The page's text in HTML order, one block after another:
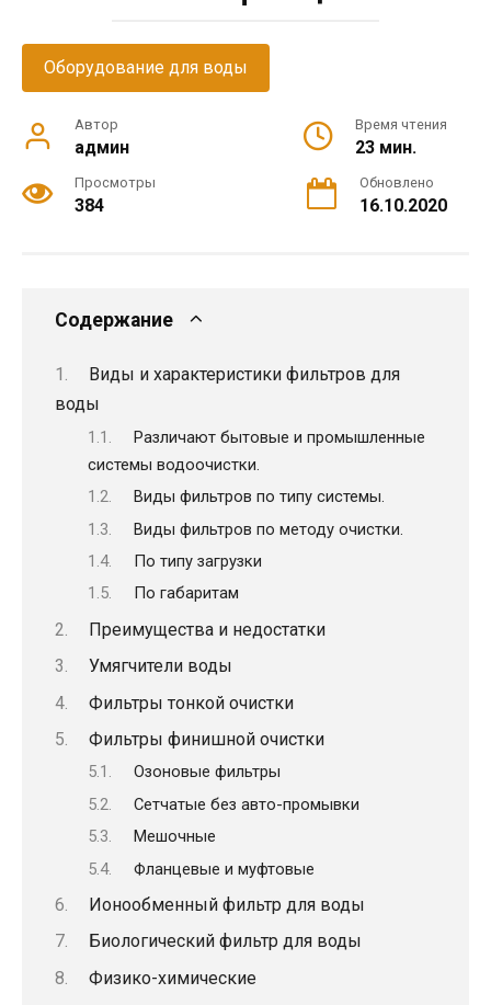
Оборудование для воды
Автор
админ
Время чтения
23 мин.
Просмотры
384
Обновлено
16.10.2020
Содержание
Виды и характеристики фильтров для
воды
Различают бытовые и промышленные
системы водоочистки.
Виды фильтров по типу системы.
Виды фильтров по методу очистки.
По типу загрузки
По габаритам
Преимущества и недостатки
Умягчители воды
Фильтры тонкой очистки
Фильтры финишной очистки
Озоновые фильтры
Сетчатые без авто-промывки
Мешочные
Фланцевые и муфтовые
Ионообменный фильтр для воды
Биологический фильтр для воды
Физико-химические